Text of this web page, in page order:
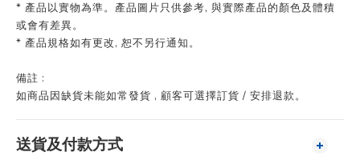
* 產品以實物為準。產品圖片只供參考, 與實際產品的顏色及體積
或會有差異。
* 產品規格如有更改, 恕不另行通知。
備註 :
如商品因缺貨未能如常發貨 , 顧客可選擇訂貨 / 安排退款。
送貨及付款方式